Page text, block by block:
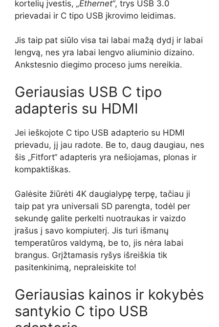
kortelių įvestis, „Ethernet“, trys USB 3.0
prievadai ir C tipo USB įkrovimo leidimas.
Jis taip pat siūlo visa tai labai mažą dydį ir labai
lengvą, nes yra labai lengvo aliuminio dizaino.
Ankstesnio diegimo proceso jums nereikia.
Geriausias USB C tipo
adapteris su HDMI
Jei ieškojote C tipo USB adapterio su HDMI
prievadu, jį jau radote. Be to, daug daugiau, nes
šis „Fitfort“ adapteris yra nešiojamas, plonas ir
kompaktiškas.
Galėsite žiūrėti 4K daugialypę terpę, tačiau ji
taip pat yra universali SD parengta, todėl per
sekundę galite perkelti nuotraukas ir vaizdo
įrašus į savo kompiuterį. Jis turi išmanų
temperatūros valdymą, be to, jis nėra labai
brangus. Grįžtamasis ryšys išreiškia tik
pasitenkinimą, nepraleiskite to!
Geriausias kainos ir kokybės
santykio C tipo USB